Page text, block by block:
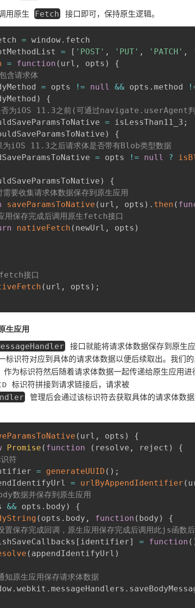
用原生
Fetch接口即可，保持原生逻辑。
= window.
= [ 'POST' , 'PUT' , 'PATCH' ,
= function ( url , opts )
{
含请求体
= opts != null && opts . method
)
{
为iOS 11.3之前(可通过navigate.userAgent
= isLessThan11_3 ;
)
{
iOS 11.3之后请求体是否带有Blob类型数据
= opts != null ?
)
{
要收集请求体数据保存到原生应用
saveParamsToNative ( url , opts ) . then (
保存完成后调用原生fetch接口
nativeFetch ( newUrl , opts )
接口
( url , opts ) ;
生应用
接口就能将请求体数据保存到原生
标识符对应到具体的请求体数据以便后续取出。我们
为标识符然后随着请求体数据一起传递给原生应用进
标识符拼接到请求链接后，请求被
管理后会通过该标识符去获取具体的请求体数
( url , opts )
{
Promise ( function ( resolve , reject )
{
符
= generateUUID ( ) ;
= urlByAppendIdentifier (
数据并保存到原生应用
&& opts . body )
{
( opts . body , function ( body )
{
保存完成回调，原生应用保存完成后调用此js函数后
[ identifier] = function (
( appendIdentifyUrl )
原生应用保存请求体数据
. webkit . messageHandlers .